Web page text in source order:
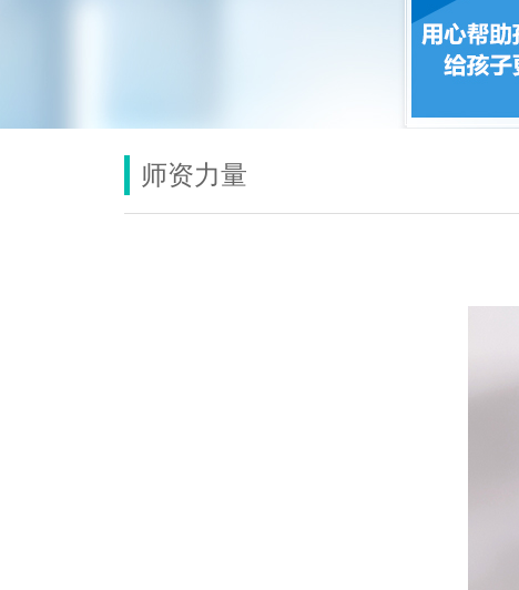
师资力量